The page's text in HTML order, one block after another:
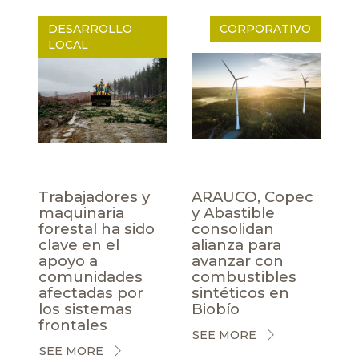
DESARROLLO
LOCAL
Trabajadores y
maquinaria
forestal ha sido
clave en el
apoyo a
comunidades
afectadas por
los sistemas
frontales
SEE MORE
CORPORATIVO
ARAUCO, Copec
y Abastible
consolidan
alianza para
avanzar con
combustibles
sintéticos en
Biobío
SEE MORE